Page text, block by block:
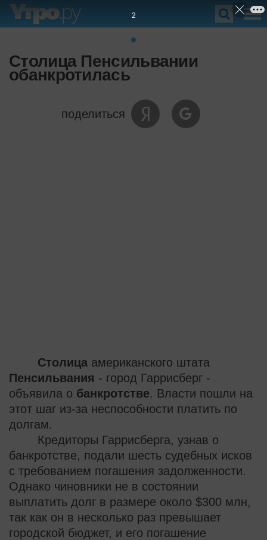
Столица Пенсильвании
обанкротилась
поделиться
Столица американского штата
Пенсильвания - город Гаррисберг -
объявила о банкротстве. Власти пошли на
этот шаг из-за неспособности платить по
долгам.
Кредиторы Гаррисберга, узнав о
банкротстве, подали шесть судебных исков
с требованием погашения задолженности.
Однако чиновники не в состоянии
выплатить долг в размере около $300 млн,
так как он в несколько раз превышает
городской бюджет, и его погашение
1